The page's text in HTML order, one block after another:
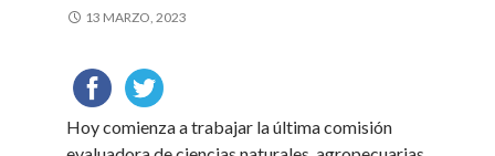
13 MARZO, 2023
Hoy comienza a trabajar la última comisión